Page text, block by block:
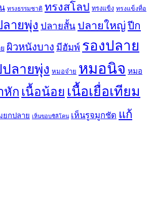
ทรงธรรมชาติ ทรงสโลป ทรงแข็ง ทรงแข็งทื่อ
ลายพุ่ง ปลายสั้น ปลายใหญ่ปีก
ผิวหนังบาง มีฮัมพ์ รองปลาย
ลายพุ่ง หมอจ๋าย หมอนิจ หมอ
หัก เนื้อน้อย เนื้อเยื่อเทียม
ยกปลาย เห็นขอบซิลิโคน เห็นรูจมูกชัด แก้